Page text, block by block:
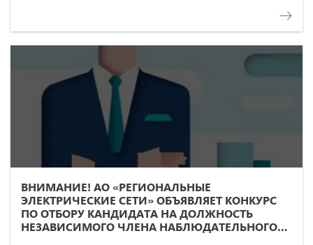
ВНИМАНИЕ! АО «РЕГИОНАЛЬНЫЕ
ЭЛЕКТРИЧЕСКИЕ СЕТИ» ОБЪЯВЛЯЕТ КОНКУРС
ПО ОТБОРУ КАНДИДАТА НА ДОЛЖНОСТЬ
НЕЗАВИСИМОГО ЧЛЕНА НАБЛЮДАТЕЛЬНОГО